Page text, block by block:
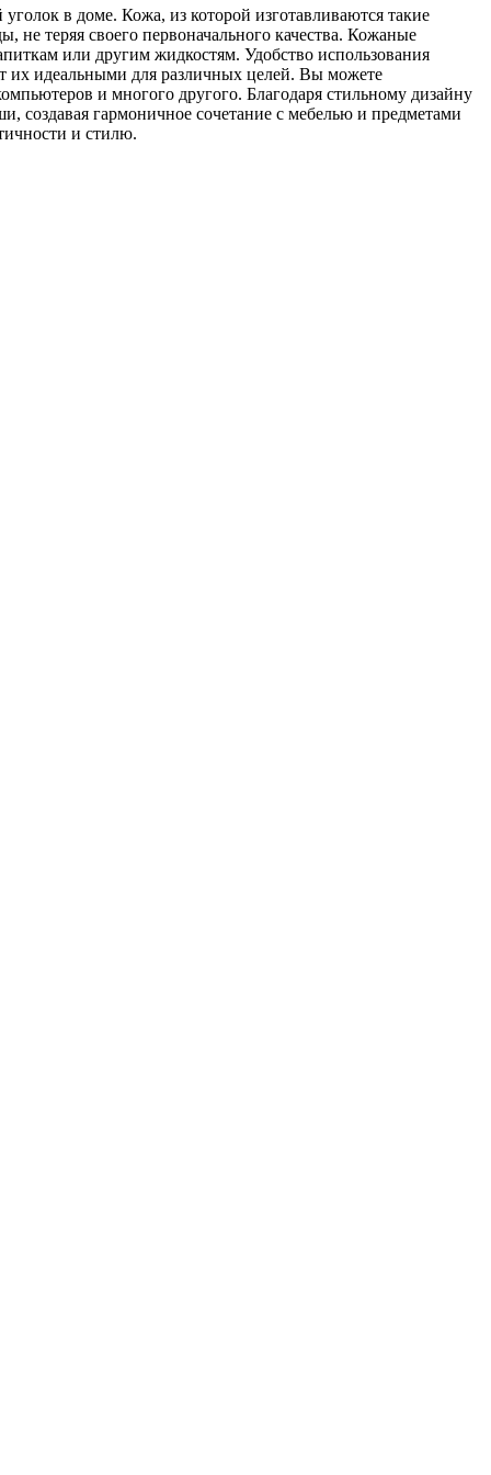
в доме. Кожа, из которой изготавливаются такие
теряя своего первоначального качества. Кожаные
или другим жидкостям. Удобство использования
их идеальными для различных целей. Вы можете
и многого другого. Благодаря стильному дизайну
создавая гармоничное сочетание с мебелью и предметами
и стилю.